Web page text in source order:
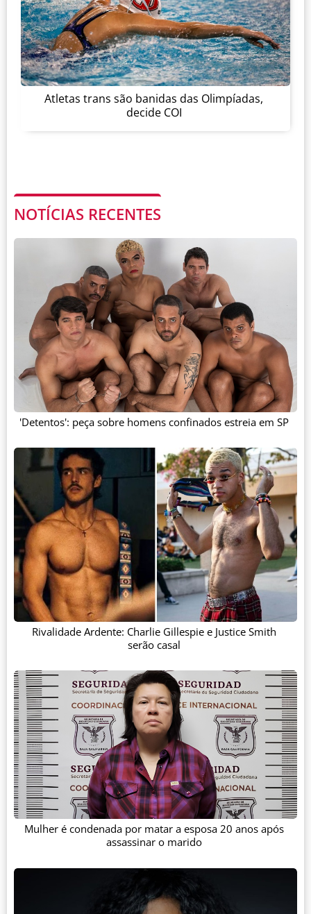
Atletas trans são banidas das Olimpíadas,
decide COI
NOTÍCIAS RECENTES
'Detentos': peça sobre homens confinados estreia em SP
Rivalidade Ardente: Charlie Gillespie e Justice Smith
serão casal
Mulher é condenada por matar a esposa 20 anos após
assassinar o marido